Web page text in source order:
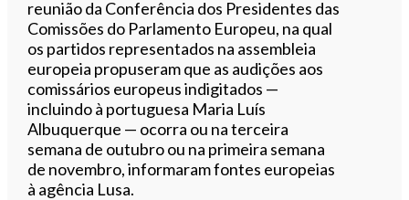
reunião da Conferência dos Presidentes das
Comissões do Parlamento Europeu, na qual
os partidos representados na assembleia
europeia propuseram que as audições aos
comissários europeus indigitados —
incluindo à portuguesa Maria Luís
Albuquerque — ocorra ou na terceira
semana de outubro ou na primeira semana
de novembro, informaram fontes europeias
à agência Lusa.